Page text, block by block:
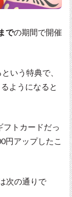
での期間で開催
いう特典で、
ようになると
フトカードだっ
円アップしたこ
次の通りで